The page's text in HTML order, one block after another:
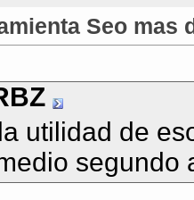
Seo mas
utilidad de
segundo